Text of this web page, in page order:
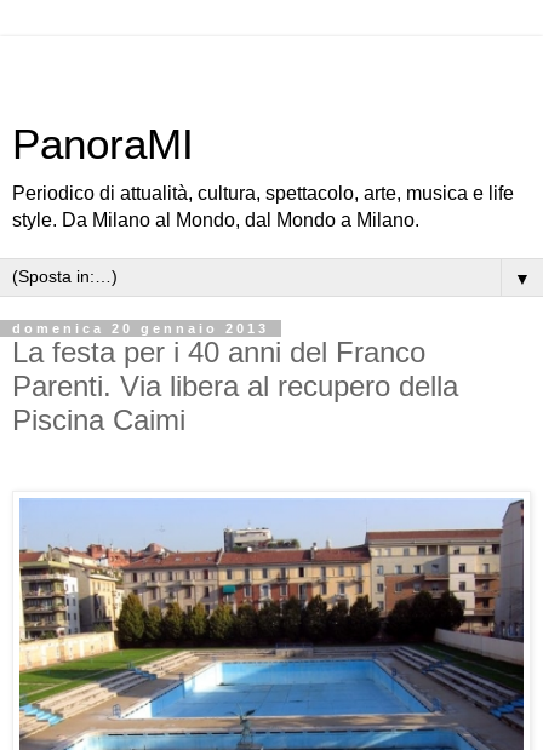
PanoraMI
Periodico di attualità, cultura, spettacolo, arte, musica e life
style. Da Milano al Mondo, dal Mondo a Milano.
▼
domenica 20 gennaio 2013
La festa per i 40 anni del Franco
Parenti. Via libera al recupero della
Piscina Caimi